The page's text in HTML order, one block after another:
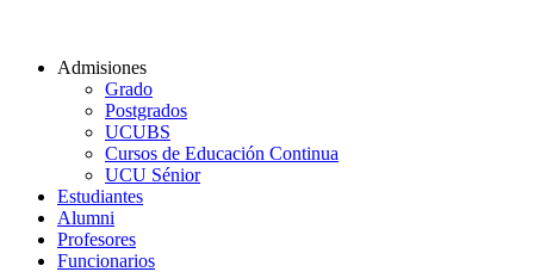
Admisiones
Grado
Postgrados
UCUBS
Cursos de Educación Continua
UCU Sénior
Estudiantes
Alumni
Profesores
Funcionarios